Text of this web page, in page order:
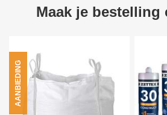
Maak je bestelling
AANBIEDING